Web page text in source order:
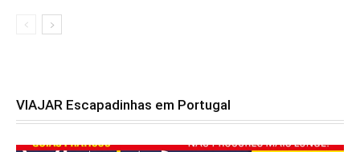
VIAJAR Escapadinhas em Portugal